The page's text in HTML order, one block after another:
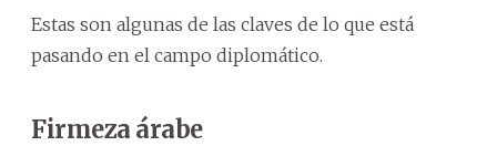
Estas son algunas de las claves de lo que está
pasando en el campo diplomático.
Firmeza árabe